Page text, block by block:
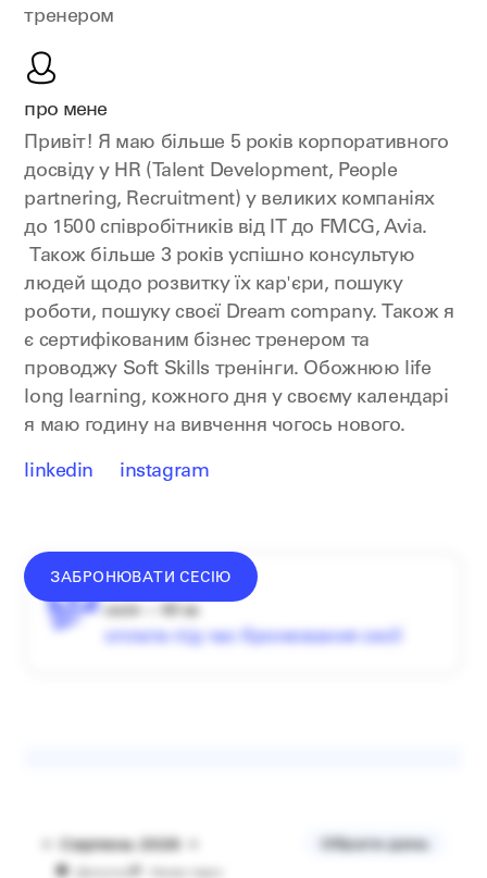
тренером
про мене
Привіт! Я маю більше 5 років корпоративного
досвіду у HR (Talent Development, People
partnering, Recruitment) у великих компаніях
до 1500 співробітників від IT до FMCG, Avia.
Також більше 3 років успішно консультую
людей щодо розвитку їх кар'єри, пошуку
роботи, пошуку своєї Dream company. Також я
є сертифікованим бізнес тренером та
проводжу Soft Skills тренінги. Обожнюю life
long learning, кожного дня у своєму календарі
я маю годину на вивчення чогось нового.
linkedin instagram
ЗАБРОНЮВАТИ СЕСІЮ
оплата під час бронювання сесії